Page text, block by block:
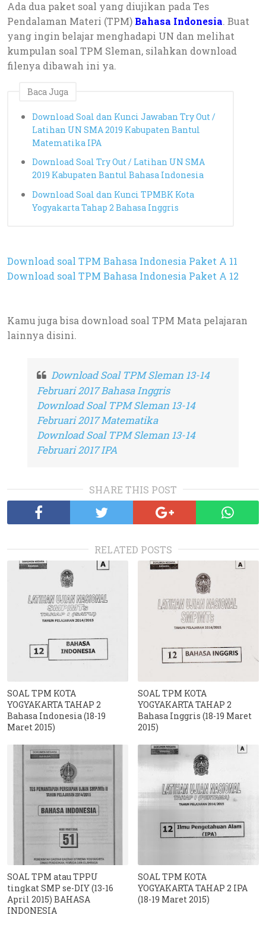
Ada dua paket soal yang diujikan pada Tes
Pendalaman Materi (TPM) Bahasa Indonesia. Buat
yang ingin belajar menghadapi UN dan melihat
kumpulan soal TPM Sleman, silahkan download
filenya dibawah ini ya.
Baca Juga
Download Soal dan Kunci Jawaban Try Out /
Latihan UN SMA 2019 Kabupaten Bantul
Matematika IPA
Download Soal Try Out / Latihan UN SMA
2019 Kabupaten Bantul Bahasa Indonesia
Download Soal dan Kunci TPMBK Kota
Yogyakarta Tahap 2 Bahasa Inggris
Download soal TPM Bahasa Indonesia Paket A 11
Download soal TPM Bahasa Indonesia Paket A 12
Kamu juga bisa download soal TPM Mata pelajaran
lainnya disini.
Download Soal TPM Sleman 13-14
Februari 2017 Bahasa Inggris
Download Soal TPM Sleman 13-14
Februari 2017 Matematika
Download Soal TPM Sleman 13-14
Februari 2017 IPA
SHARE THIS POST
RELATED POSTS
SOAL TPM KOTA
YOGYAKARTA TAHAP 2
Bahasa Indonesia (18-19
Maret 2015)
SOAL TPM KOTA
YOGYAKARTA TAHAP 2
Bahasa Inggris (18-19 Maret
2015)
SOAL TPM atau TPPU
tingkat SMP se-DIY (13-16
April 2015) BAHASA
INDONESIA
SOAL TPM KOTA
YOGYAKARTA TAHAP 2 IPA
(18-19 Maret 2015)